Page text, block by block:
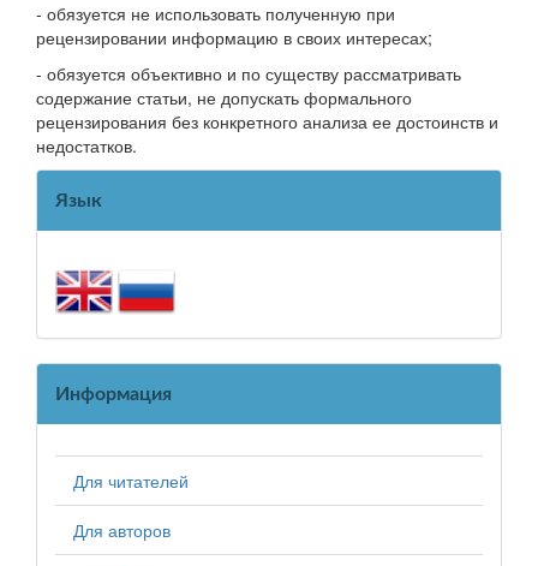
- обязуется не использовать полученную при
рецензировании информацию в своих интересах;
- обязуется объективно и по существу рассматривать
содержание статьи, не допускать формального
рецензирования без конкретного анализа ее достоинств и
недостатков.
Язык
Информация
Для читателей
Для авторов